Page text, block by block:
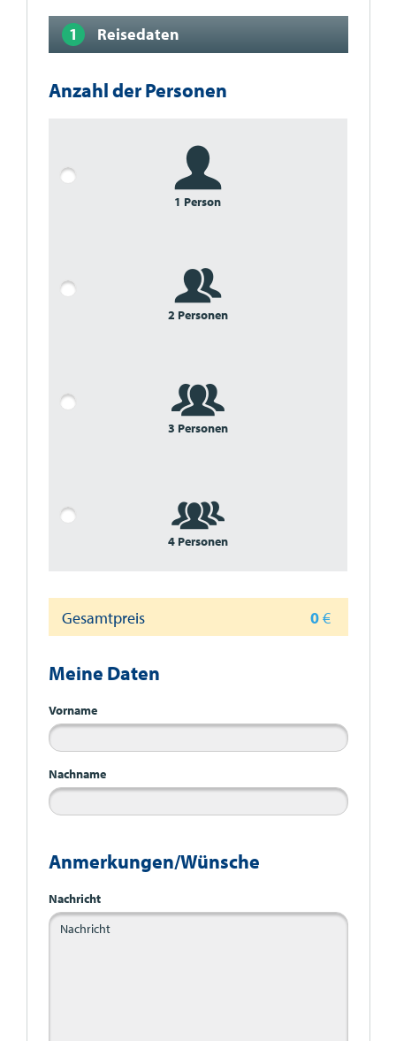
Reisedaten
Anzahl der Personen
1 Person
2 Personen
3 Personen
4 Personen
Gesamtpreis 0€
Meine Daten
Vorname
Nachname
Anmerkungen/Wünsche
Nachricht